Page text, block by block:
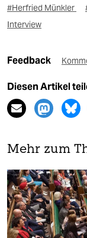
#Herfried Münkler
Interview
Feedback
Diesen Artikel
Mehr zum